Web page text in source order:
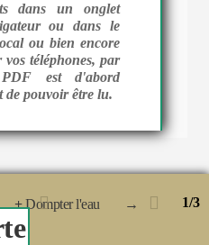
dans un onglet
ou dans le
ou bien encore
vos téléphones, par
est d'abord
de pouvoir être lu.
1/3
+Dompter l'eau →